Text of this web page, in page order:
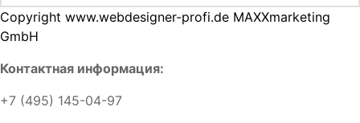
Copyright www.webdesigner-profi.de MAXXmarketing
GmbH
Контактная информация:
+7 (495) 145-04-97